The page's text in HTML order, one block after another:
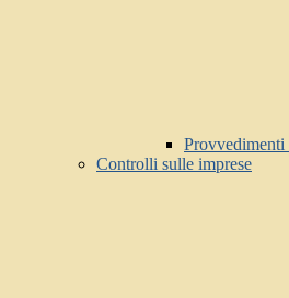
Controlli sulle imprese